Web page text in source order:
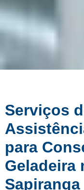
Serviços
para
Geladeira
Sapiranga